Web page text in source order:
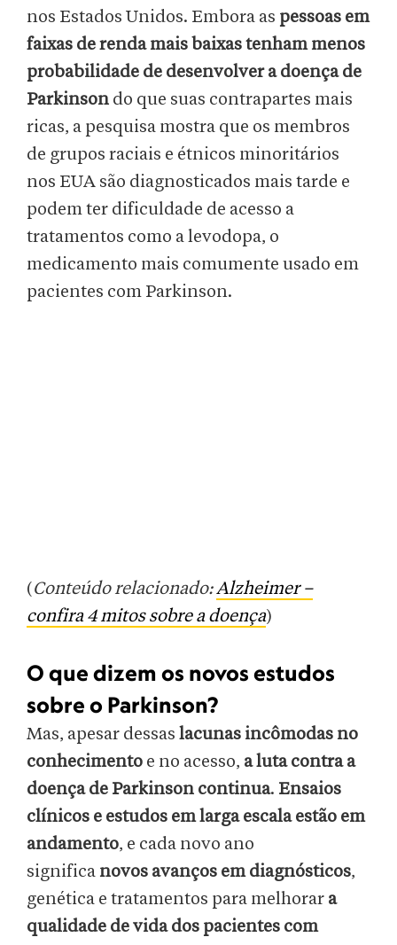
nos Estados Unidos. Embora as pessoas em
faixas de renda mais baixas tenham menos
probabilidade de desenvolver a doença de
Parkinson do que suas contrapartes mais
ricas, a pesquisa mostra que os membros
de grupos raciais e étnicos minoritários
nos EUA são diagnosticados mais tarde e
podem ter dificuldade de acesso a
tratamentos como a levodopa, o
medicamento mais comumente usado em
pacientes com Parkinson.
(Conteúdo relacionado:Alzheimer –
confira 4 mitos sobre a doença)
O que dizem os novos estudos
sobre o Parkinson?
Mas, apesar dessas lacunas incômodas no
conhecimento e no acesso, a luta contra a
doença de Parkinson continua. Ensaios
clínicos e estudos em larga escala estão em
andamento, e cada novo ano
significa novos avanços em diagnósticos,
genética e tratamentos para melhorar a
qualidade de vida dos pacientes com